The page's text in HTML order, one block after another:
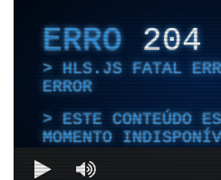
ERRO204
HLS.JS FATAL
ERROR
ESTE CONTEÚDO
MOMENTO